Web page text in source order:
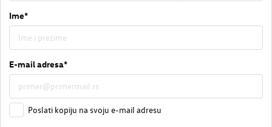
Ime*
E-mail adresa*
Poslati kopiju na svoju e-mail adresu